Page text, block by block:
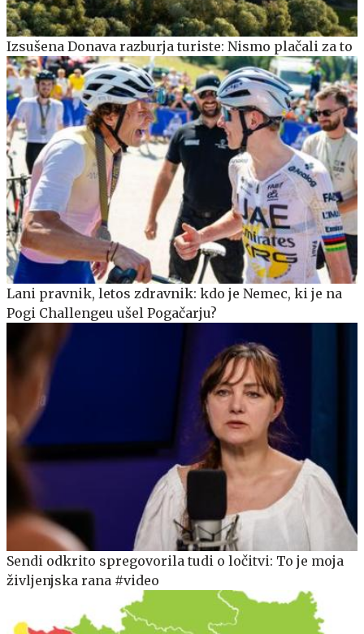
Izsušena Donava razburja turiste: Nismo plačali za to
Lani pravnik, letos zdravnik: kdo je Nemec, ki je na
Pogi Challengeu ušel Pogačarju?
Sendi odkrito spregovorila tudi o ločitvi: To je moja
življenjska rana #video